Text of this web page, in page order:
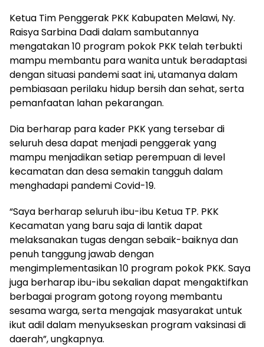
Ketua Tim Penggerak PKK Kabupaten Melawi, Ny.
Raisya Sarbina Dadi dalam sambutannya
mengatakan 10 program pokok PKK telah terbukti
mampu membantu para wanita untuk beradaptasi
dengan situasi pandemi saat ini, utamanya dalam
pembiasaan perilaku hidup bersih dan sehat, serta
pemanfaatan lahan pekarangan.
Dia berharap para kader PKK yang tersebar di
seluruh desa dapat menjadi penggerak yang
mampu menjadikan setiap perempuan di level
kecamatan dan desa semakin tangguh dalam
menghadapi pandemi Covid-19.
“Saya berharap seluruh ibu-ibu Ketua TP. PKK
Kecamatan yang baru saja di lantik dapat
melaksanakan tugas dengan sebaik-baiknya dan
penuh tanggung jawab dengan
mengimplementasikan 10 program pokok PKK. Saya
juga berharap ibu-ibu sekalian dapat mengaktifkan
berbagai program gotong royong membantu
sesama warga, serta mengajak masyarakat untuk
ikut adil dalam menyukseskan program vaksinasi di
daerah”, ungkapnya.